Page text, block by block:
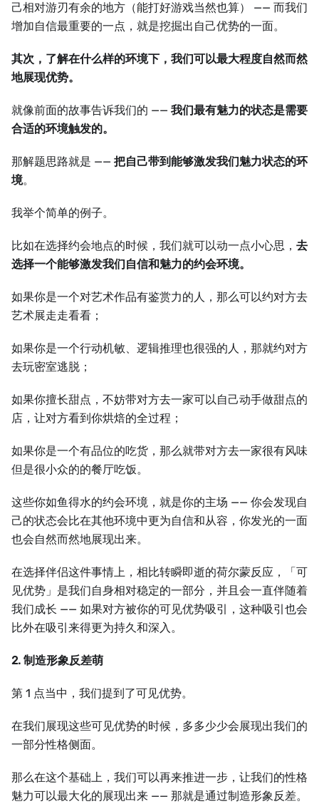
己相对游刃有余的地方（能打好游戏当然也算） —— 而我们
增加自信最重要的一点，就是挖掘出自己优势的一面。
其次，了解在什么样的环境下，我们可以最大程度自然而然
地展现优势。
就像前面的故事告诉我们的 —— 我们最有魅力的状态是需要
合适的环境触发的。
那解题思路就是 —— 把自己带到能够激发我们魅力状态的环
境。
我举个简单的例子。
比如在选择约会地点的时候，我们就可以动一点小心思， 去
选择一个能够激发我们自信和魅力的约会环境。
如果你是一个对艺术作品有鉴赏力的人，那么可以约对方去
艺术展走走看看；
如果你是一个行动机敏、逻辑推理也很强的人，那就约对方
去玩密室逃脱；
如果你擅长甜点，不妨带对方去一家可以自己动手做甜点的
店，让对方看到你烘焙的全过程；
如果你是一个有品位的吃货，那么就带对方去一家很有风味
但是很小众的的餐厅吃饭。
这些你如鱼得水的约会环境，就是你的主场 —— 你会发现自
己的状态会比在其他环境中更为自信和从容，你发光的一面
也会自然而然地展现出来。
在选择伴侣这件事情上，相比转瞬即逝的荷尔蒙反应，「可
见优势」是我们自身相对稳定的一部分，并且会一直伴随着
我们成长 —— 如果对方被你的可见优势吸引，这种吸引也会
比外在吸引来得更为持久和深入。
2. 制造形象反差萌
第 1 点当中，我们提到了可见优势。
在我们展现这些可见优势的时候，多多少少会展现出我们的
一部分性格侧面。
那么在这个基础上，我们可以再来推进一步，让我们的性格
魅力可以最大化的展现出来 —— 那就是通过制造形象反差。